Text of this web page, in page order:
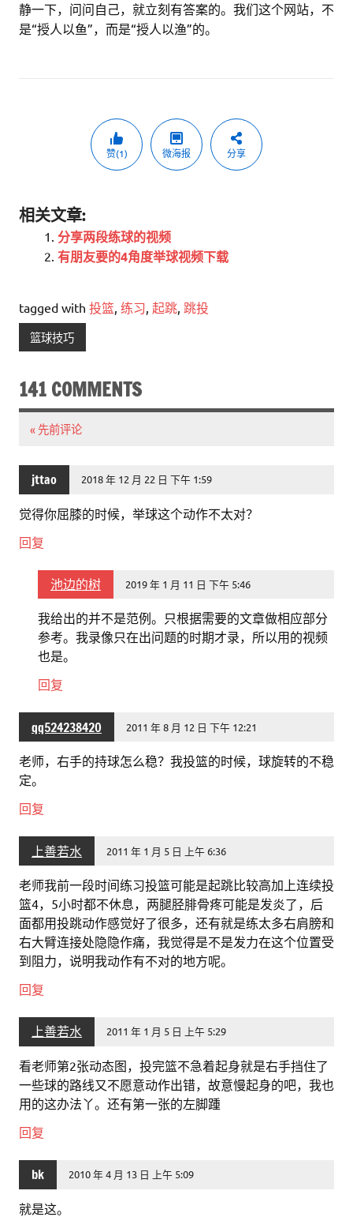
静一下，问问自己，就立刻有答案的。我们这个网站，不
是“授人以鱼”，而是“授人以渔”的。
赞(1) 微海报 分享
相关文章:
分享两段练球的视频
有朋友要的4角度举球视频下载
tagged with 投篮, 练习, 起跳, 跳投
篮球技巧
141 COMMENTS
« 先前评论
jttao 2018 年 12 月 22 日 下午 1:59
觉得你屈膝的时候，举球这个动作不太对？
回复
池边的树 2019 年 1 月 11 日 下午 5:46
我给出的并不是范例。只根据需要的文章做相应部分
参考。我录像只在出问题的时期才录，所以用的视频
也是。
回复
qq524238420 2011 年 8 月 12 日 下午 12:21
老师，右手的持球怎么稳？我投篮的时候，球旋转的不稳
定。
回复
上善若水 2011 年 1 月 5 日 上午 6:36
老师我前一段时间练习投篮可能是起跳比较高加上连续投
篮4，5小时都不休息，两腿胫腓骨疼可能是发炎了，后
面都用投跳动作感觉好了很多，还有就是练太多右肩膀和
右大臂连接处隐隐作痛，我觉得是不是发力在这个位置受
到阻力，说明我动作有不对的地方呢。
回复
上善若水 2011 年 1 月 5 日 上午 5:29
看老师第2张动态图，投完篮不急着起身就是右手挡住了
一些球的路线又不愿意动作出错，故意慢起身的吧，我也
用的这办法丫。还有第一张的左脚踵
回复
bk 2010 年 4 月 13 日 上午 5:09
就是这。